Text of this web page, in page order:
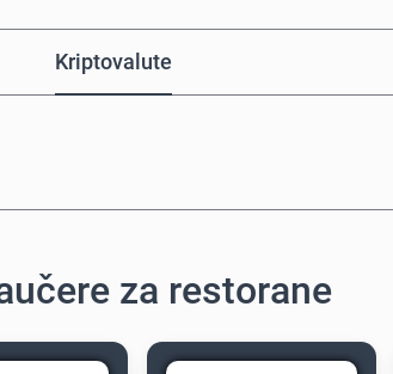
Kriptovalute
za restorane